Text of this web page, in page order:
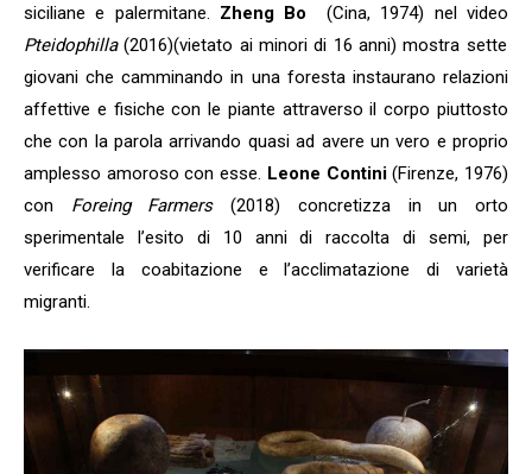
siciliane e palermitane. Zheng Bo (Cina, 1974) nel video
Pteidophilla(2016)(vietato ai minori di 16 anni) mostra sette
giovani che camminando in una foresta instaurano relazioni
affettive e fisiche con le piante attraverso il corpo piuttosto
che con la parola arrivando quasi ad avere un vero e proprio
amplesso amoroso con esse. Leone Contini(Firenze, 1976)
con Foreing Farmers(2018) concretizza in un orto
sperimentale l’esito di 10 anni di raccolta di semi, per
verificare la coabitazione e l’acclimatazione di varietà
migranti.